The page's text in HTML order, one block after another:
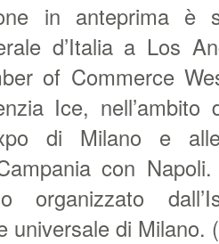
in anteprima è
d’Italia a Los
of Commerce
Ice,
di Milano e
con Napoli.
organizzato
universale di Milano.